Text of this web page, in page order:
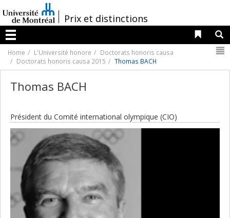
au
contenu
/Prix et distinctions
Menu
Liens
Home L'Université honore
Doctorats honoris causa
Doctorats honoris causa 2015
Thomas BACH
Thomas BACH
Président du Comité international olympique (CIO)